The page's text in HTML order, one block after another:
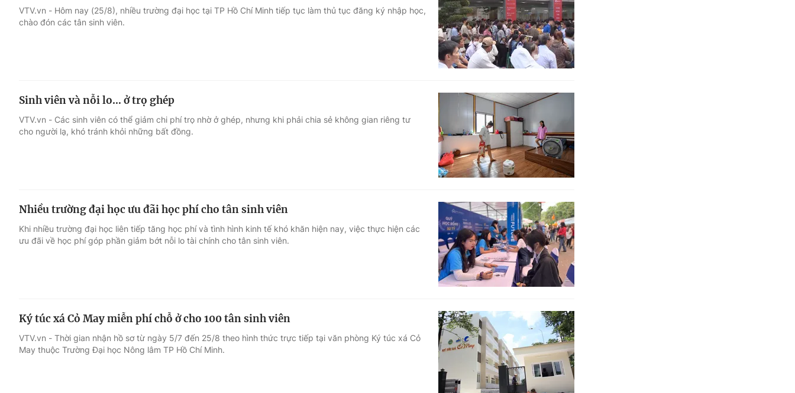
VTV.vn - Hôm nay (25/8), nhiều trường đại học tại TP Hồ Chí Minh tiếp tục làm thủ tục đăng ký nhập học,
chào đón các tân sinh viên.
Sinh viên và nỗi lo… ở trọ ghép
VTV.vn - Các sinh viên có thể giảm chi phí trọ nhờ ở ghép, nhưng khi phải chia sẻ không gian riêng tư
cho người lạ, khó tránh khỏi những bất đồng.
Nhiều trường đại học ưu đãi học phí cho tân sinh viên
Khi nhiều trường đại học liên tiếp tăng học phí và tình hình kinh tế khó khăn hiện nay, việc thực hiện các
ưu đãi về học phí góp phần giảm bớt nỗi lo tài chính cho tân sinh viên.
Ký túc xá Cỏ May miễn phí chỗ ở cho 100 tân sinh viên
VTV.vn - Thời gian nhận hồ sơ từ ngày 5/7 đến 25/8 theo hình thức trực tiếp tại văn phòng Ký túc xá Cỏ
May thuộc Trường Đại học Nông lâm TP Hồ Chí Minh.